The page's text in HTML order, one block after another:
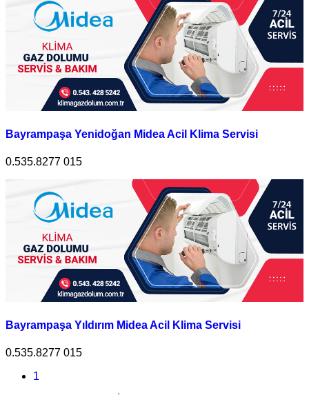
Bayrampaşa Yenidoğan Midea Acil Klima Servisi
0.535.8277 015
Bayrampaşa Yıldırım Midea Acil Klima Servisi
0.535.8277 015
1